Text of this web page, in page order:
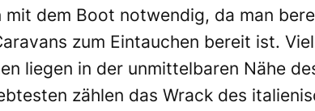
mit dem Boot notwendig, da man
zum Eintauchen bereit ist.
liegen in der unmittelbaren Nähe
zählen das Wrack des